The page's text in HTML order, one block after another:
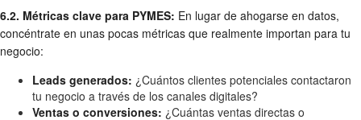
6.2. Métricas clave para PYMES: En lugar de ahogarse en datos,
concéntrate en unas pocas métricas que realmente importan para tu
negocio:
Leads generados: ¿Cuántos clientes potenciales contactaron
tu negocio a través de los canales digitales?
Ventas o conversiones: ¿Cuántas ventas directas o